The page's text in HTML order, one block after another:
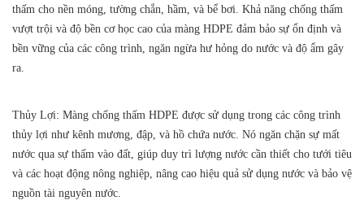
thấm cho nền móng, tường chắn, hầm, và bể bơi. Khả năng chống thấm
vượt trội và độ bền cơ học cao của màng HDPE đảm bảo sự ổn định và
bền vững của các công trình, ngăn ngừa hư hỏng do nước và độ ẩm gây
ra.
Thủy Lợi: Màng chống thấm HDPE được sử dụng trong các công trình
thủy lợi như kênh mương, đập, và hồ chứa nước. Nó ngăn chặn sự mất
nước qua sự thấm vào đất, giúp duy trì lượng nước cần thiết cho tưới tiêu
và các hoạt động nông nghiệp, nâng cao hiệu quả sử dụng nước và bảo vệ
nguồn tài nguyên nước.